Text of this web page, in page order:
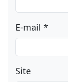
E-mail
Site